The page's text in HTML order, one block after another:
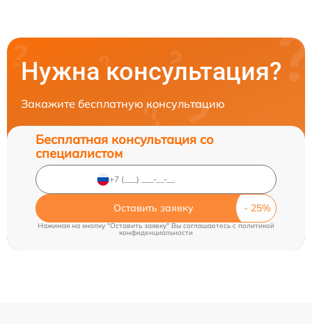
Нужна консультация?
Закажите бесплатную консультацию
Бесплатная консультация со
специалистом
Оставить заявку
Нажимая на кнопку "Оставить заявку" Вы соглашаетесь cполитикой
конфиденциальности